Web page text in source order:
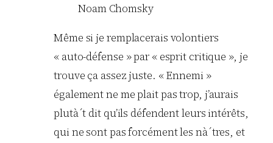
Noam Chomsky
Même si je remplacerais volontiers
« auto-défense » par « esprit critique », je
trouve ça assez juste. « Ennemi »
également ne me plait pas trop, j’aurais
plutà´t dit qu’ils défendent leurs intérêts,
qui ne sont pas forcément les nà´tres, et